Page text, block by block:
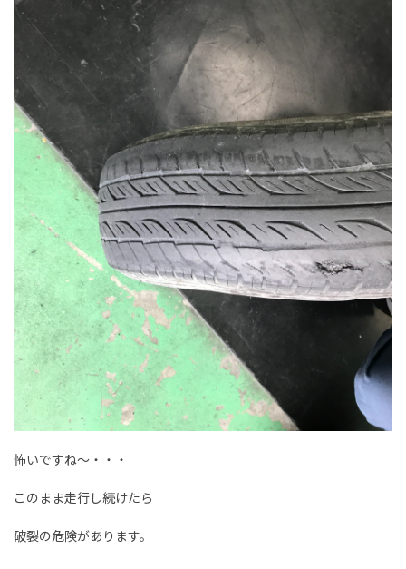
怖いですね～・・・
このまま走行し続けたら
破裂の危険があります。